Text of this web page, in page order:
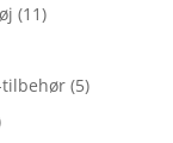
(11)
tilbehør (5)